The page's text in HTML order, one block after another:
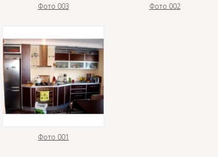
Фото 003 Фото 002
Фото 001